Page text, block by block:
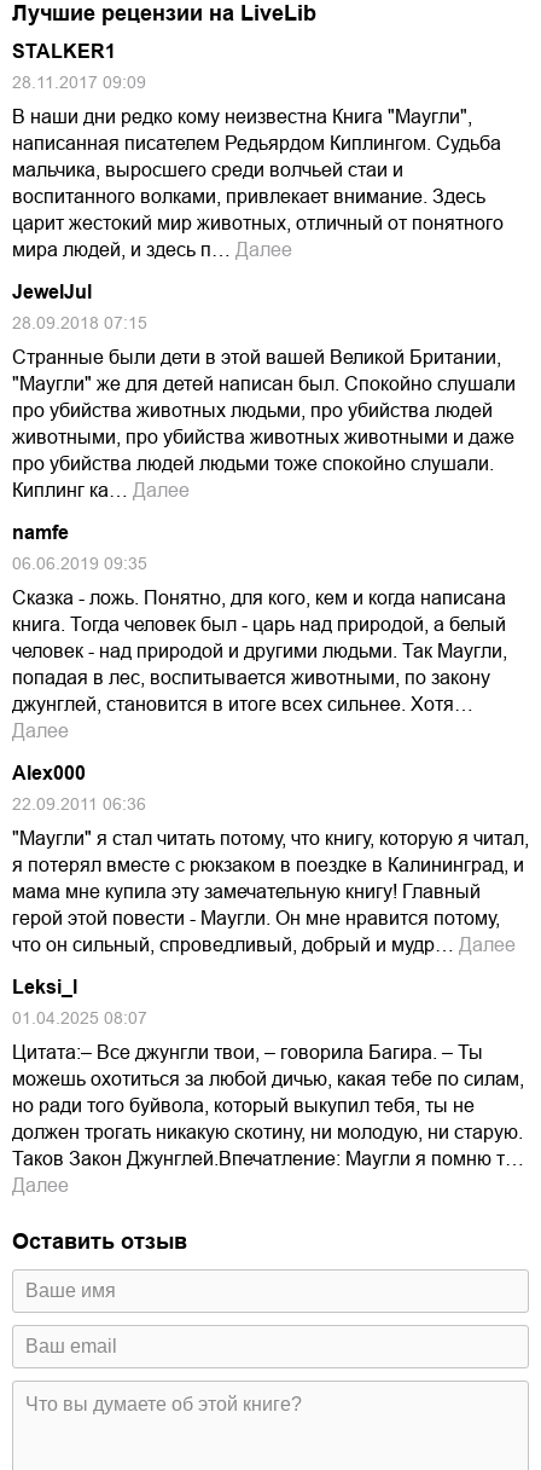
Лучшие рецензии на LiveLib
STALKER1
28.11.2017 09:09
В наши дни редко кому неизвестна Книга "Маугли",
написанная писателем Редьярдом Киплингом. Судьба
мальчика, выросшего среди волчьей стаи и
воспитанного волками, привлекает внимание. Здесь
царит жестокий мир животных, отличный от понятного
мира людей, и здесь п…
Далее
JewelJul
28.09.2018 07:15
Странные были дети в этой вашей Великой Британии,
"Маугли" же для детей написан был. Спокойно слушали
про убийства животных людьми, про убийства людей
животными, про убийства животных животными и даже
про убийства людей людьми тоже спокойно слушали.
Киплинг ка…
Далее
namfe
06.06.2019 09:35
Сказка - ложь. Понятно, для кого, кем и когда написана
книга. Тогда человек был - царь над природой, а белый
человек - над природой и другими людьми. Так Маугли,
попадая в лес, воспитывается животными, по закону
джунглей, становится в итоге всех сильнее. Хотя…
Далее
Alex000
22.09.2011 06:36
"Маугли" я стал читать потому, что книгу, которую я читал,
я потерял вместе с рюкзаком в поездке в Калининград, и
мама мне купила эту замечательную книгу! Главный
герой этой повести - Маугли. Он мне нравится потому,
что он сильный, спроведливый, добрый и мудр…
Далее
Leksi_l
01.04.2025 08:07
Цитата:– Все джунгли твои, – говорила Багира. – Ты
можешь охотиться за любой дичью, какая тебе по силам,
но ради того буйвола, который выкупил тебя, ты не
должен трогать никакую скотину, ни молодую, ни старую.
Таков Закон Джунглей.Впечатление: Маугли я помню т…
Далее
Оставить отзыв